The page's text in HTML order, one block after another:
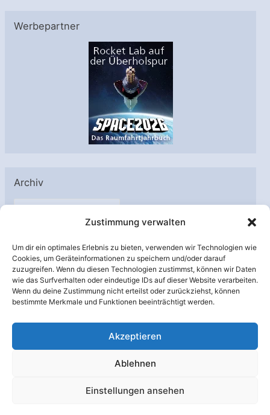
Zustimmung verwalten
Um dir ein optimales Erlebnis zu bieten, verwenden wir Technologien wie
Cookies, um Geräteinformationen zu speichern und/oder darauf
zuzugreifen. Wenn du diesen Technologien zustimmst, können wir Daten
wie das Surfverhalten oder eindeutige IDs auf dieser Website verarbeiten.
Wenn du deine Zustimmung nicht erteilst oder zurückziehst, können
bestimmte Merkmale und Funktionen beeinträchtigt werden.
Akzeptieren
Ablehnen
Einstellungen ansehen
Werbepartner
Archiv
A
h
i
v
Unterstützt von: